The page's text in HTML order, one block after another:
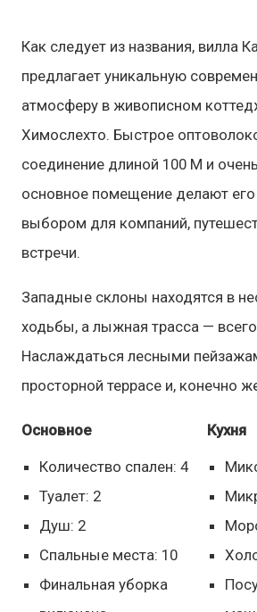
Как следует из названия, вилла
предлагает уникальную
атмосферу в живописном
Химослехто. Быстрое
соединение длиной 100 М и
основное помещение делают
выбором для компаний,
встречи.
Западные склоны находятся в
ходьбы, а лыжная трасса —
Наслаждаться лесными
просторной террасе и, конечно
Основное
Количество спален: 4
Туалет: 2
Душ: 2
Спальные места: 10
Финальная уборка
Кухня